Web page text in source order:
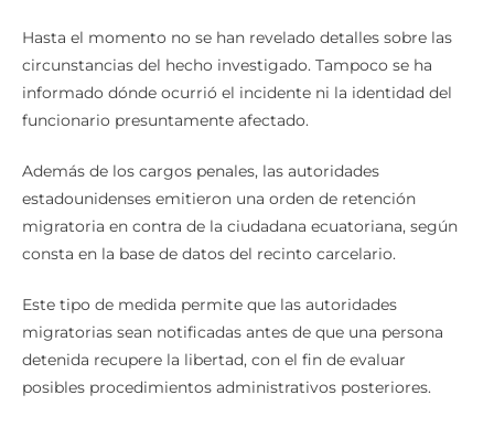
Hasta el momento no se han revelado detalles sobre las
circunstancias del hecho investigado. Tampoco se ha
informado dónde ocurrió el incidente ni la identidad del
funcionario presuntamente afectado.
Además de los cargos penales, las autoridades
estadounidenses emitieron una orden de retención
migratoria en contra de la ciudadana ecuatoriana, según
consta en la base de datos del recinto carcelario.
Este tipo de medida permite que las autoridades
migratorias sean notificadas antes de que una persona
detenida recupere la libertad, con el fin de evaluar
posibles procedimientos administrativos posteriores.